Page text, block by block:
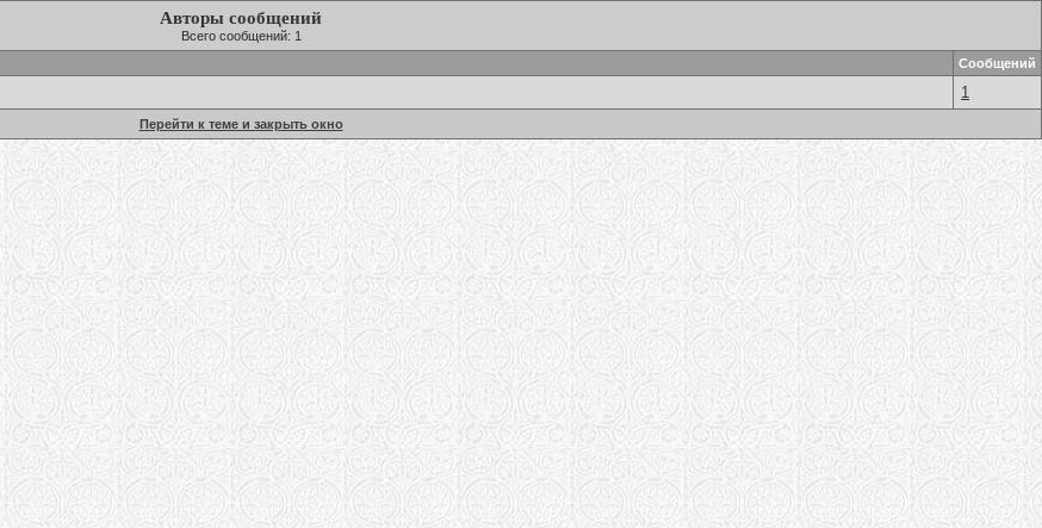
Авторы сообщений
Всего сообщений: 1
Сообщений
1
Перейти к теме и закрыть окно